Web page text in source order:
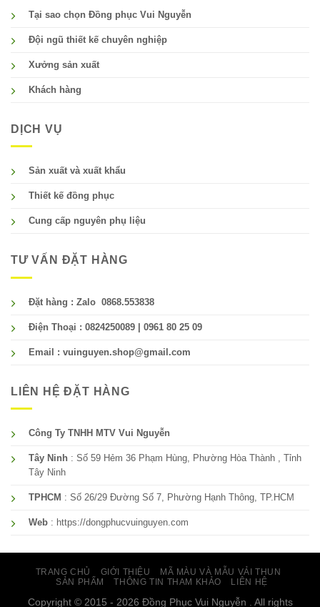
Tại sao chọn Đồng phục Vui Nguyễn
Đội ngũ thiết kế chuyên nghiệp
Xưởng sản xuất
Khách hàng
DỊCH VỤ
Sản xuất và xuất khẩu
Thiết kế đồng phục
Cung cấp nguyên phụ liệu
TƯ VẤN ĐẶT HÀNG
Đặt hàng : Zalo 0868.553838
Điện Thoại : 0824250089 | 0961 80 25 09
Email : vuinguyen.shop@gmail.com
LIÊN HỆ ĐẶT HÀNG
Công Ty TNHH MTV Vui Nguyễn
Tây Ninh : Số 59 Hẻm 36 Phạm Hùng, Phường Hòa Thành , Tỉnh
Tây Ninh
TPHCM : Số 26/29 Đường Số 7, Phường Hạnh Thông, TP.HCM
Web : https://dongphucvuinguyen.com
TRANG CHỦ GIỚI THIỆU
MÃ MÀU VÀ MẪU VẢI THUN
SẢN PHẨM
THÔNG TIN THAM KHẢO LIÊN HỆ
Copyright © 2015 - 2026 Đồng Phục Vui Nguyễn . All rights